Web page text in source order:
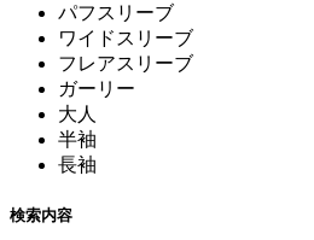
パフスリーブ
ワイドスリーブ
フレアスリーブ
ガーリー
大人
半袖
長袖
検索内容